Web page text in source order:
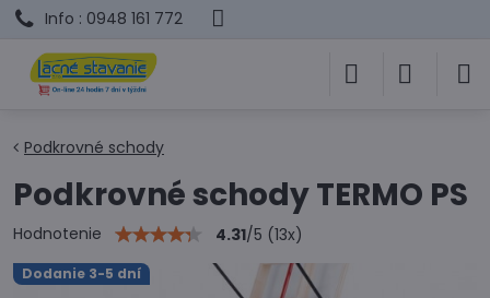
Info : 0948 161 772
Dodanie 3-5 dní
Podkrovné schody
Podkrovné schody TERMO PS
Hodnotenie 4.31/5 (13x)